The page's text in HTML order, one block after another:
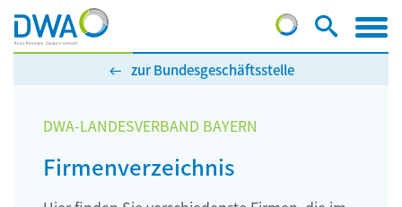
zur Bundesgeschäftsstelle
DWA-LANDESVERBAND BAYERN
Firmenverzeichnis